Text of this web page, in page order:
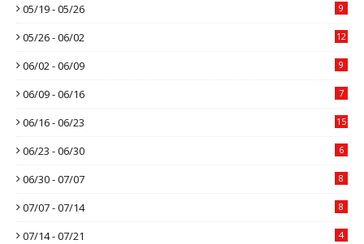
05/19 - 05/26 9
05/26 - 06/02 12
06/02 - 06/09 9
06/09 - 06/16 7
06/16 - 06/23 15
06/23 - 06/30 6
06/30 - 07/07 8
07/07 - 07/14 8
07/14 - 07/21 4